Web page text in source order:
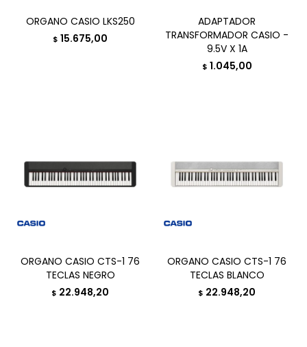
ORGANO CASIO LKS250
$ 15.675,00
ADAPTADOR
TRANSFORMADOR CASIO -
9.5V X 1A
$ 1.045,00
ORGANO CASIO CTS-1 76
TECLAS NEGRO
$ 22.948,20
ORGANO CASIO CTS-1 76
TECLAS BLANCO
$ 22.948,20